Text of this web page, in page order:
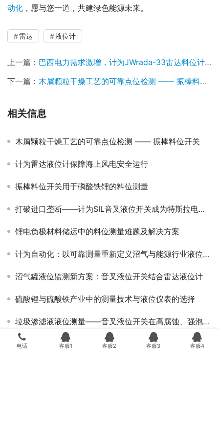
动化 ，愿与您一道，共建绿色能源未来。
雷达 液位计
上一篇： 巴西电力需求激增，计为JWrada-33雷达料位计为燃煤电厂提供稳定煤位测量解决方案
下一篇： 木屑颗粒干燥工艺的可靠点位检测 —— 振棒料位开关
相关信息
木屑颗粒干燥工艺的可靠点位检测 —— 振棒料位开关
计为雷达液位计保障海上风电安全运行
振棒料位开关用于磷酸铁锂的料位测量
打破进口垄断——计为SIL音叉液位开关成为特斯拉电解液液位测量的核心选择
锂电负极材料储运中的料位测量难题及解决方案
计为自动化：以可靠测量重新定义沼气与能源行业液位监测
沼气罐液位监测新方案：音叉液位开关结合雷达液位计
硫酸锂与硫酸铁产业中的测量技术与液位仪表的选择
垃圾渗滤液液位测量——音叉液位开关在高腐蚀、强泡沫工况下的稳定运行实践
南孚电池储供料仓：Tube-11振棒料位开关实现稳定可靠物位监测
电话 客服1 客服2 客服3 客服4